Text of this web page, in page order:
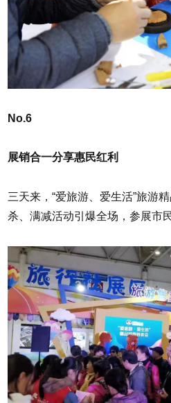
No.6
展销合一分享惠民红利
三天来，“爱旅游、爱生活”旅游
杀、满减活动引爆全场，参展市